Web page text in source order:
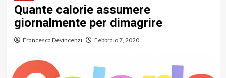
Quante calorie assumere
giornalmente per dimagrire
Francesca Devincenzi Febbraio 7, 2020